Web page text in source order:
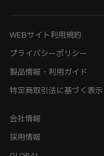
WEBサイト利用規約
プライバシーポリシー
製品情報・利用ガイド
特定商取引法に基づく表示
会社情報
採用情報